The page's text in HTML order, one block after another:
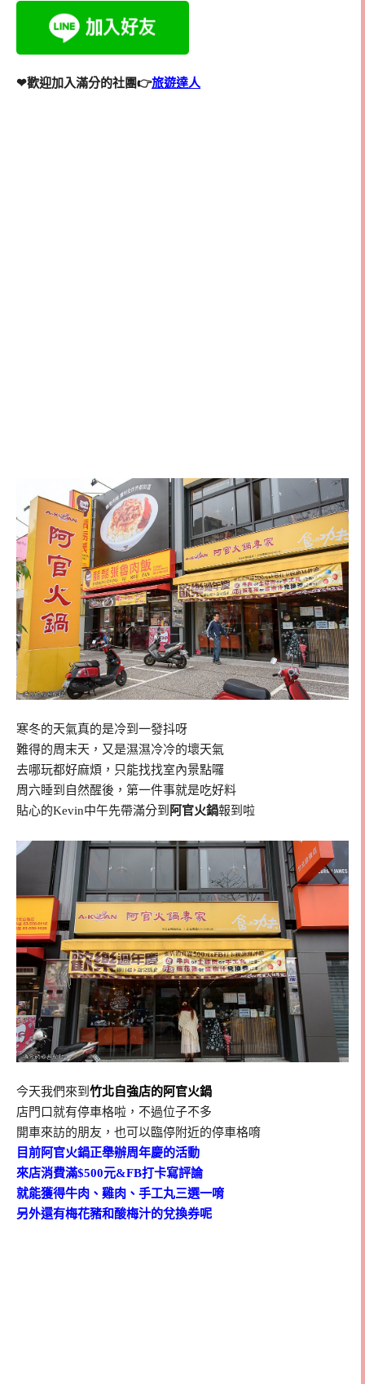
❤歡迎加入滿分的社團👉旅遊達人
寒冬的天氣真的是冷到一發抖呀
難得的周末天，又是濕濕冷冷的壞天氣
去哪玩都好麻煩，只能找找室內景點囉
周六睡到自然醒後，第一件事就是吃好料
貼心的Kevin中午先帶滿分到 阿官火鍋報到啦
今天我們來到 竹北自強店的阿官火鍋
店門口就有停車格啦，不過位子不多
開車來訪的朋友，也可以臨停附近的停車格唷
目前阿官火鍋正舉辦周年慶的活動
來店消費滿$500元&FB打卡寫評論
就能獲得牛肉、雞肉、手工丸三選一唷
另外還有梅花豬和酸梅汁的兌換券呢